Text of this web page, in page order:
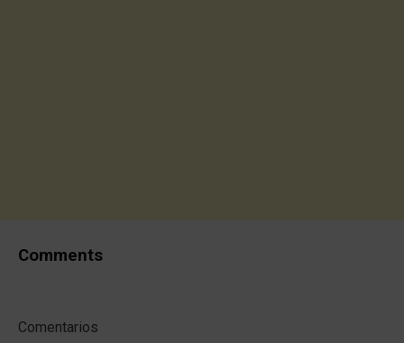
Comments
Comentarios